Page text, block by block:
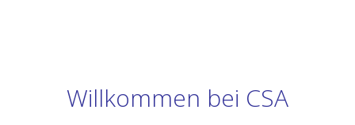
Willkommen bei CSA